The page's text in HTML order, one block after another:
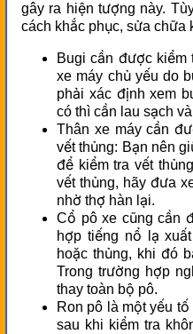
gây ra hiện tượng này.
cách khắc phục, sửa chữa
Bugi cần được kiểm
xe máy chủ yếu do
phải xác định xem
có thì cần lau sạch
Thân xe máy cần
vết thủng: Bạn nên
để kiểm tra vết
vết thủng, hãy đưa
nhờ thợ hàn lại.
Cổ pô xe cũng cần
hợp tiếng nổ lạ
hoặc thủng, khi đó
Trong trường hợp
thay toàn bộ pô.
Ron pô là một yếu
sau khi kiểm tra